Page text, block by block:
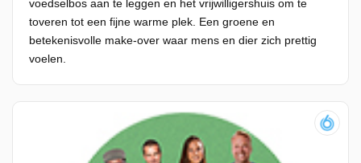
voedselbos aan te leggen en het vrijwilligershuis om te
toveren tot een fijne warme plek. Een groene en
betekenisvolle make-over waar mens en dier zich prettig
voelen.